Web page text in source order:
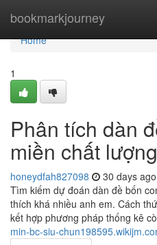
bookmarkjourney
Home
Home
1
Phân tích dàn
miền chất
honeydfah827098 30 days ago
Tìm kiếm dự đoán dàn đề bốn
thích khá nhiều anh em. Cách
kết hợp phương pháp thống kê
min-bc-siu-